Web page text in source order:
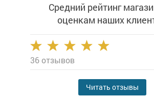
Средний рейтинг
оценкам наших
36 отзывов
Читать отзывы